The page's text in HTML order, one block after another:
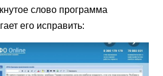
слово программа
его исправить: